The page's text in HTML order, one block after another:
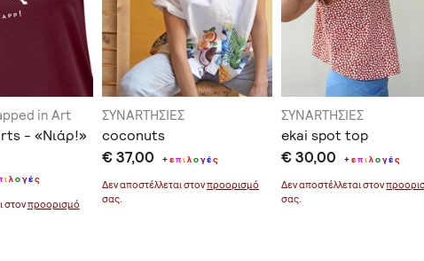
in Art
- «Νιάρ!»
ι λογές
στονπροορισμό
ΣΥΝARTΗΣΙΕΣ
coconuts
€ 37,00 +επι λογές
Δεν αποστέλλεται στονπροορισμό
σας.
ΣΥΝARTΗΣΙΕΣ
ekai spot top
€ 30,00 +επι λογές
Δεν αποστέλλεται στον
σας.